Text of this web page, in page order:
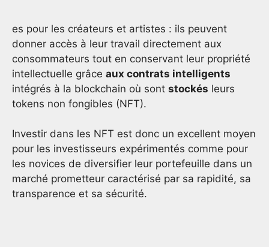
es pour les créateurs et artistes : ils peuvent
donner accès à leur travail directement aux
consommateurs tout en conservant leur propriété
intellectuelle grâce aux contrats intelligents
intégrés à la blockchain où sont stockés leurs
tokens non fongibles (NFT).
Investir dans les NFT est donc un excellent moyen
pour les investisseurs expérimentés comme pour
les novices de diversifier leur portefeuille dans un
marché prometteur caractérisé par sa rapidité, sa
transparence et sa sécurité.